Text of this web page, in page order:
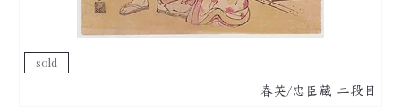
sold
春英/忠臣蔵 二段目